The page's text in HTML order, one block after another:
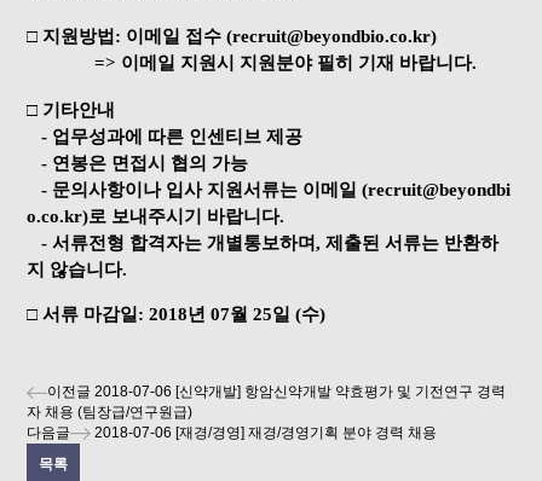
□ 지원방법: 이메일 접수 (recruit@beyondbio.co.kr)
=> 이메일 지원시 지원분야 필히 기재 바랍니다.
□ 기타안내
- 업무성과에 따른 인센티브 제공
- 연봉은 면접시 협의 가능
- 문의사항이나 입사 지원서류는 이메일(recruit@beyondbi
o.co.kr)로 보내주시기 바랍니다.
- 서류전형 합격자는 개별통보하며, 제출된 서류는 반환하
지 않습니다.
□ 서류 마감일: 2018년 07월 25일 (수)
이전글 2018-07-06 [신약개발] 항암신약개발 약효평가 및 기전연구 경력
자 채용 (팀장급/연구원급)
다음글
2018-07-06 [재경/경영] 재경/경영기획 분야 경력 채용
목록